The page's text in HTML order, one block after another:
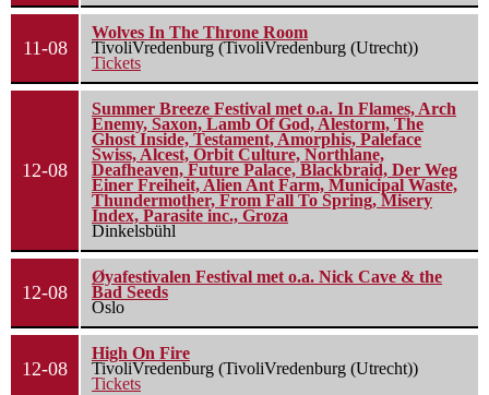
11-08
Wolves In The Throne Room
TivoliVredenburg (TivoliVredenburg (Utrecht))
Tickets
12-08
Summer Breeze Festival met o.a. In Flames, Arch
Enemy, Saxon, Lamb Of God, Alestorm, The
Ghost Inside, Testament, Amorphis, Paleface
Swiss, Alcest, Orbit Culture, Northlane,
Deafheaven, Future Palace, Blackbraid, Der Weg
Einer Freiheit, Alien Ant Farm, Municipal Waste,
Thundermother, From Fall To Spring, Misery
Index, Parasite inc., Groza
Dinkelsbühl
12-08
Øyafestivalen Festival met o.a. Nick Cave & the
Bad Seeds
Oslo
12-08
High On Fire
TivoliVredenburg (TivoliVredenburg (Utrecht))
Tickets